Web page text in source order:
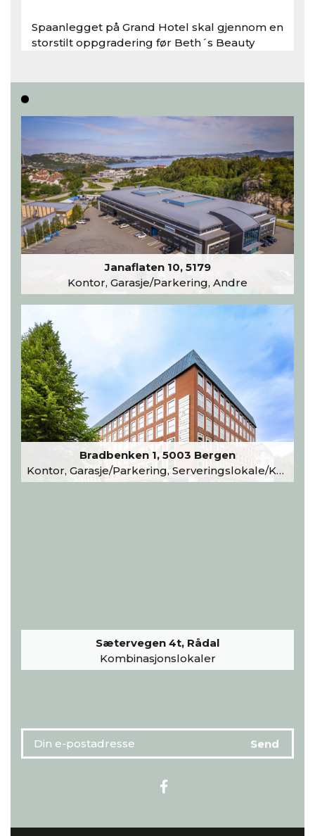
Spaanlegget på Grand Hotel skal gjennom en
storstilt oppgradering før Beth´s Beauty
Les hele artikkelen
Janaflaten 10, 5179
Kontor, Garasje/Parkering, Andre
Bradbenken 1, 5003 Bergen
Kontor, Garasje/Parkering, Serveringslokale/Kantine, Undervisning/Arrangement
Sætervegen 4t, Rådal
Kombinasjonslokaler